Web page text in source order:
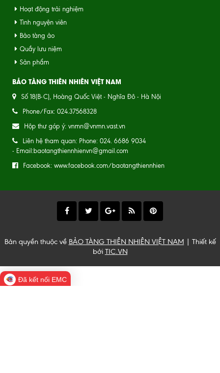
Hoạt động trải nghiệm
Tình nguyện viên
Bảo tàng ảo
Quầy lưu niệm
Sản phẩm
BẢO TÀNG THIÊN NHIÊN VIỆT NAM
Số 18(B-C), Hoàng Quốc Việt - Nghĩa Đô - Hà Nội
Phone/Fax: 024.37568328
Hộp thư góp ý: vnmn@vnmn.vast.vn
Liên hệ tham quan: Phone: 024. 6686 9034
- Email:baotangthiennhienvn@gmail.com
Facebook: www.facebook.com/baotangthiennhien
Bản quyền thuộc về BẢO TÀNG THIÊN NHIÊN VIỆT NAM | Thiết kế
bởi TIC.VN
Đã kết nối EMC